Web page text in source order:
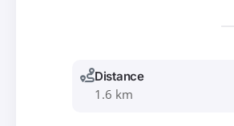
Distance
1.6 km